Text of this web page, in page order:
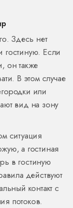
Здесь нет
Если
он также
В этом случае
или
вид на зону
ситуация
а гостиная
в гостиную
действуют
контакт с
потоков.